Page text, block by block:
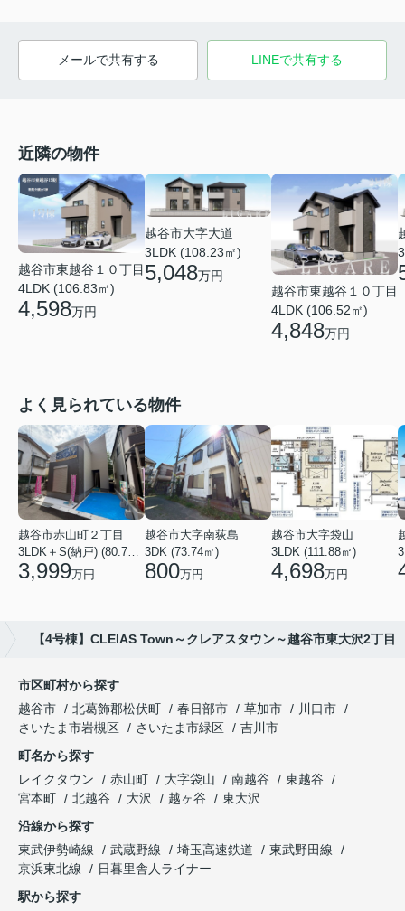
メールで共有する LINEで共有する
近隣の物件
越谷市東越谷１０丁目
4LDK (106.83㎡)
4,598万円
越谷市大字大道
3LDK (108.23㎡)
5,048万円
越谷市東越谷１０丁目
4LDK (106.52㎡)
4,848万円
よく見られている物件
越谷市赤山町２丁目
3,999万円
越谷市大字南荻島
3DK (73.74㎡)
800万円
越谷市大字袋山
3LDK (111.88㎡)
4,698万円
【4号棟】CLEIAS Town～クレアスタウン～越谷市東大沢2丁目
市区町村から探す
越谷市
北葛飾郡松伏町 春日部市 草加市
川口市
さいたま市岩槻区
さいたま市緑区
吉川市
町名から探す
レイクタウン
赤山町 大字袋山 南越谷
東越谷
宮本町
北越谷 大沢 越ヶ谷
東大沢
沿線から探す
東武伊勢崎線
武蔵野線 埼玉高速鉄道
東武野田線
京浜東北線
日暮里舎人ライナー
駅から探す